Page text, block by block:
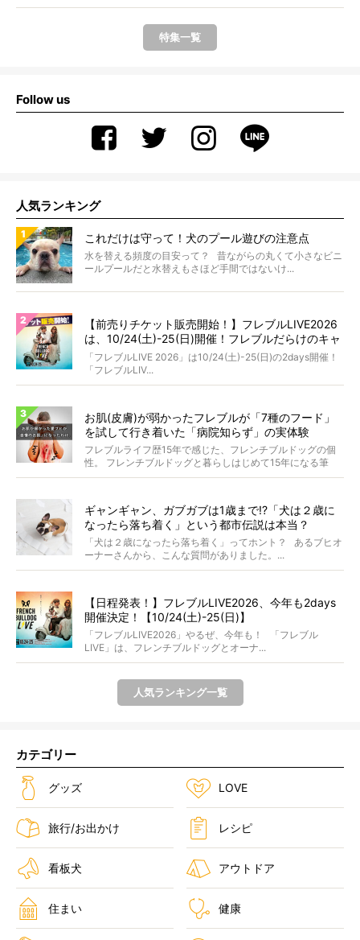
特集一覧
Follow us
人気ランキング
これだけは守って！犬のプール遊びの注意点
水を替える頻度の目安って？ 昔ながらの丸くて小さなビニ
ールプールだと水替えもさほど手間ではないけ...
【前売りチケット販売開始！】フレブルLIVE2026
は、10/24(土)-25(日)開催！フレブルだらけのキャ
ンプ・前夜祭・バスプランも新登場!?
「フレブルLIVE 2026」は10/24(土)-25(日)の2days開催！
「フレブルLIV...
お肌(皮膚)が弱かったフレブルが「7種のフード」
を試して行き着いた「病院知らず」の実体験
フレブルライフ歴15年で感じた、フレンチブルドッグの個
性。 フレンチブルドッグと暮らしはじめて15年になる筆
者...
ギャンギャン、ガブガブは1歳まで!?「犬は２歳に
なったら落ち着く」という都市伝説は本当？
「犬は２歳になったら落ち着く」ってホント？ あるブヒオ
ーナーさんから、こんな質問がありました。...
【日程発表！】フレブルLIVE2026、今年も2days
開催決定！【10/24(土)-25(日)】
「フレブルLIVE2026」やるぜ、今年も！ 「フレブル
LIVE」は、フレンチブルドッグとオーナ...
人気ランキング一覧
カテゴリー
グッズ LOVE
旅行/お出かけ レシピ
看板犬 アウトドア
住まい 健康